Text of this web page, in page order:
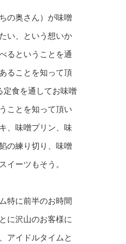
の奥さん）が味噌
い、という想いか
るということを通
ることを知って頂
定食を通してお味噌
ことを知って頂い
、味噌プリン、味
の練り切り、味噌
イーツもそう。
特に前半のお時間
に沢山のお客様に
アイドルタイムと